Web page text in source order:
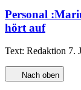
Personal :
hört auf
Text: Redaktion 7.
Nach oben